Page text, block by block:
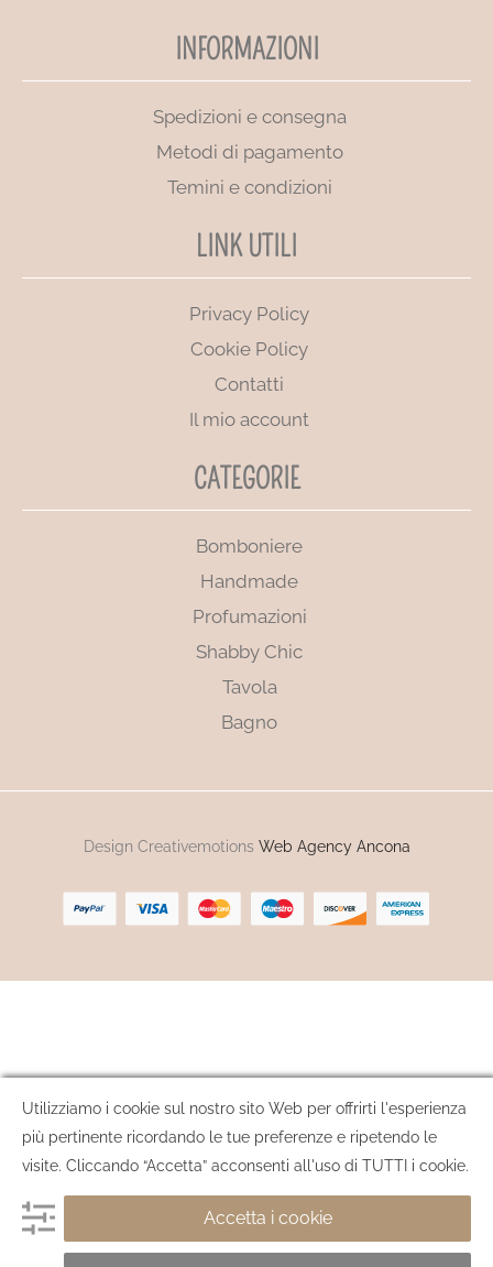
INFORMAZIONI
Spedizioni e consegna
Metodi di pagamento
Temini e condizioni
LINK UTILI
Privacy Policy
Cookie Policy
Contatti
Il mio account
CATEGORIE
Bomboniere
Handmade
Profumazioni
Shabby Chic
Tavola
Bagno
Design Creativemotions Web Agency Ancona
Utilizziamo i cookie sul nostro sito Web per offrirti l'esperienza
più pertinente ricordando le tue preferenze e ripetendo le
visite. Cliccando “Accetta” acconsenti all'uso di TUTTI i cookie.
Accetta i cookie